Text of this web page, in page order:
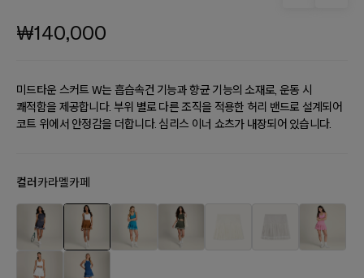
₩140,000
미드타운 스커트 W는 흡습속건 기능과 향균 기능의 소재로, 운동 시
쾌적함을 제공합니다. 부위 별로 다른 조직을 적용한 허리 밴드로 설계되어
코트 위에서 안정감을 더합니다. 심리스 이너 쇼츠가 내장되어 있습니다.
컬러 카라멜카페